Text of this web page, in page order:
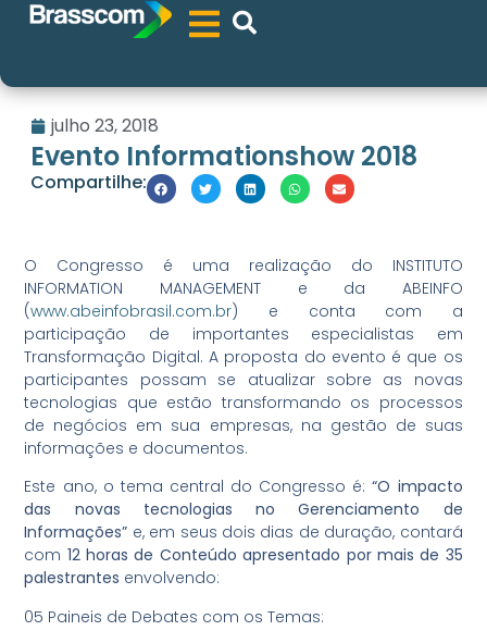
julho 23, 2018
Evento Informationshow 2018
Compartilhe:
O Congresso é uma realização do INSTITUTO
INFORMATION MANAGEMENT e da ABEINFO
(www.abeinfobrasil.com.br) e conta com a
participação de importantes especialistas em
Transformação Digital. A proposta do evento é que os
participantes possam se atualizar sobre as novas
tecnologias que estão transformando os processos
de negócios em sua empresas, na gestão de suas
informações e documentos.
Este ano, o tema central do Congresso é:“O impacto
das novas tecnologias no Gerenciamento de
Informações” e, em seus dois dias de duração, contará
com 12 horas de Conteúdo apresentado por mais de 35
palestrantes envolvendo:
05 Paineis de Debates com os Temas: